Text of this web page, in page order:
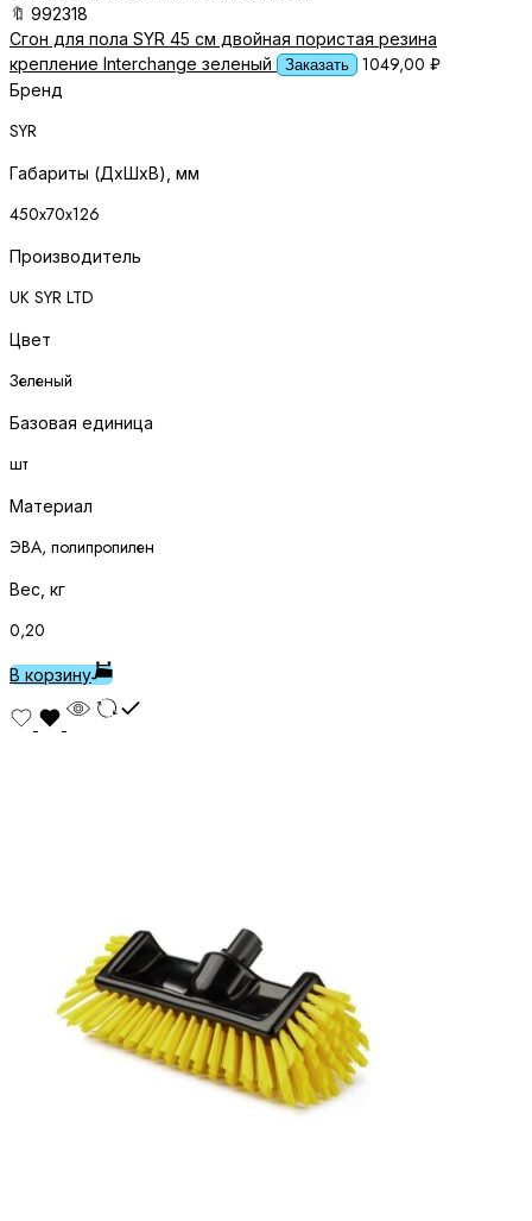
🔖 992318
Сгон для пола SYR 45 см двойная пористая резина
крепление Interchange зеленый
Заказать 1049,00 ₽
Бренд
SYR
Габариты (ДхШхВ), мм
450х70х126
Производитель
UK SYR LTD
Цвет
Зеленый
Базовая единица
шт
Материал
ЭВА, полипропилен
Вес, кг
0,20
В корзину